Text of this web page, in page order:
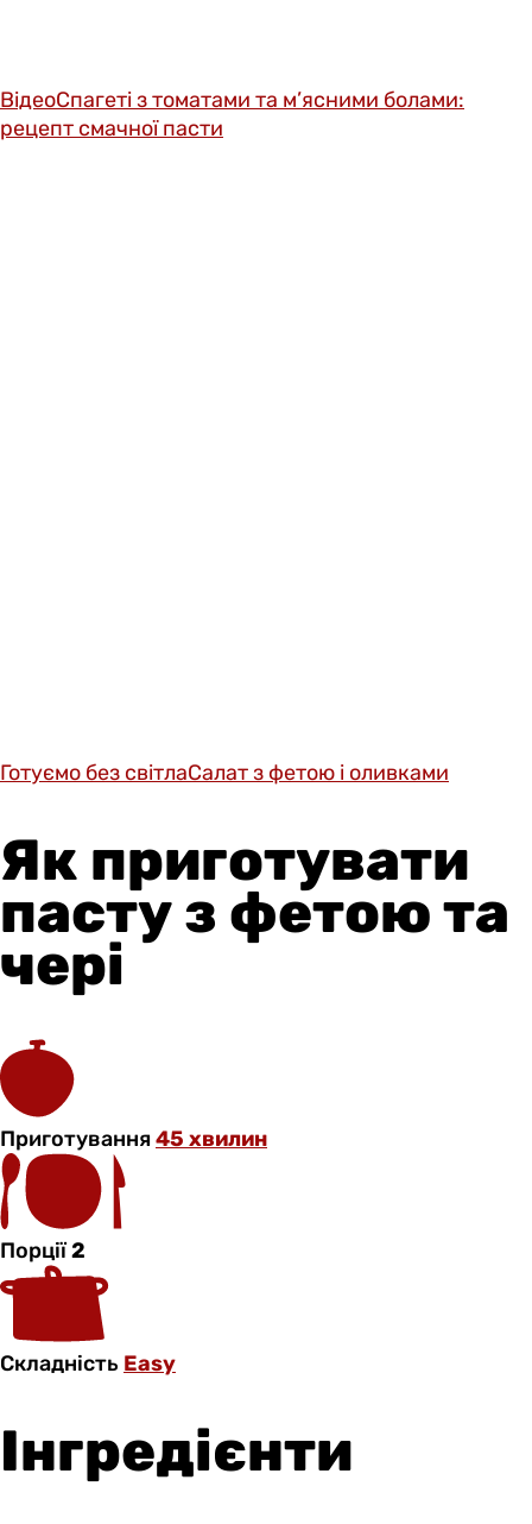
ВідеоСпагеті з томатами та м’ясними болами:
рецепт смачної пасти
Готуємо без світлаСалат з фетою і оливками
Як приготувати
пасту з фетою та
чері
Приготування45 хвилин
Порції2
Складність Easy
Інгредієнти